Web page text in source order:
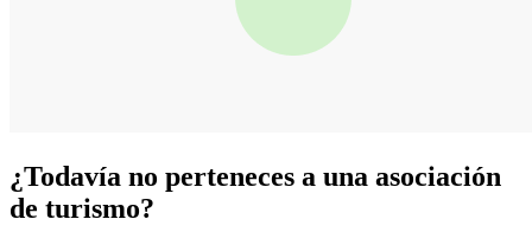
¿Todavía no perteneces a una asociación
de turismo?